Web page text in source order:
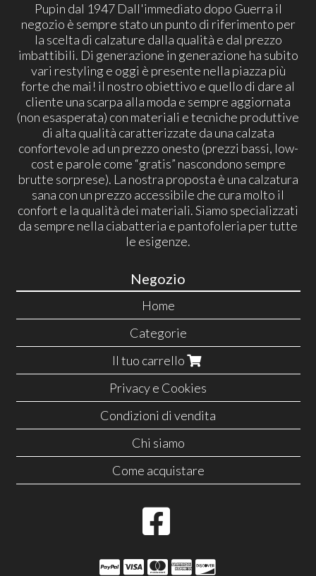
Pupin dal 1947 Dall'immediato dopo Guerra il
negozio è sempre stato un punto di riferimento per
la scelta di calzature dalla qualità e dal prezzo
imbattibili. Di generazione in generazione ha subito
vari restyling e oggi è presente nella piazza più
forte che mai! il nostro obiettivo e quello di dare al
cliente una scarpa alla moda e sempre aggiornata
(non esasperata) con materiali e tecniche produttive
di alta qualità caratterizzate da una calzata
confortevole ad un prezzo onesto (prezzi bassi, low-
cost e parole come “gratis” nascondono sempre
brutte sorprese). La nostra proposta è una calzatura
sana con un prezzo accessibile che cura molto il
confort e la qualità dei materiali. Siamo specializzati
da sempre nella ciabatteria e pantofoleria per tutte
le esigenze.
Negozio
Home
Categorie
Il tuo carrello
Privacy e Cookies
Condizioni di vendita
Chi siamo
Come acquistare